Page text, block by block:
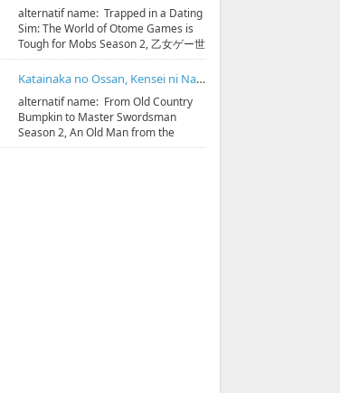
alternatif name: Trapped in a Dating
Sim: The World of Otome Games is
Tough for Mobs Season 2, 乙女ゲー世
界はモブに厳しい世界です 第2期
streaming & do...
Katainaka no Ossan, Kensei ni Naru Season 2 Subtitle Indonesia
alternatif name: From Old Country
Bumpkin to Master Swordsman
Season 2, An Old Man from the
Countryside Becomes a Sword Saint